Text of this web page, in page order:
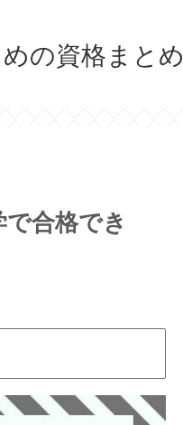
の資格まとめ
合格でき